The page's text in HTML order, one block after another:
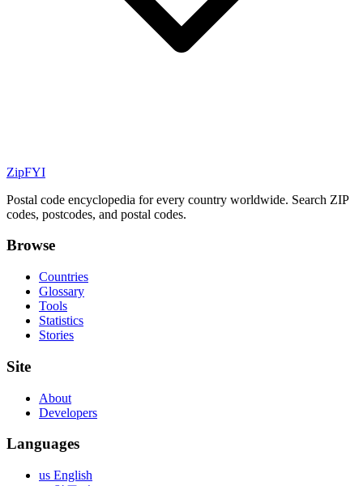
ZipFYI
Postal code encyclopedia for every country worldwide. Search ZIP
codes, postcodes, and postal codes.
Browse
Countries
Glossary
Tools
Statistics
Stories
Site
About
Developers
Languages
us English